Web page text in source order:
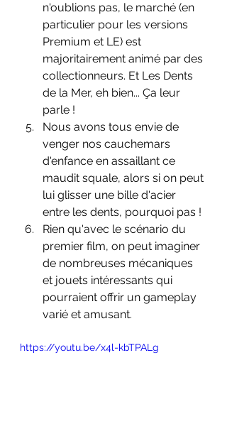
n'oublions pas, le marché (en
particulier pour les versions
Premium et LE) est
majoritairement animé par des
collectionneurs. Et Les Dents
de la Mer, eh bien... Ça leur
parle !
Nous avons tous envie de
venger nos cauchemars
d'enfance en assaillant ce
maudit squale, alors si on peut
lui glisser une bille d'acier
entre les dents, pourquoi pas !
Rien qu'avec le scénario du
premier film, on peut imaginer
de nombreuses mécaniques
et jouets intéressants qui
pourraient offrir un gameplay
varié et amusant.
https://youtu.be/x4l-kbTPALg